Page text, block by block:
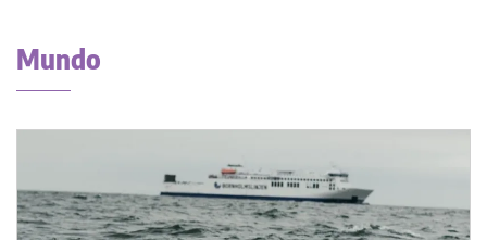
Mundo